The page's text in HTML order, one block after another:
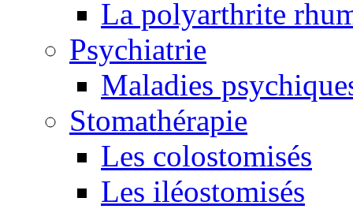
La polyarthrite
Psychiatrie
Maladies
Stomathérapie
Les colostomisés
Les iléostomisés